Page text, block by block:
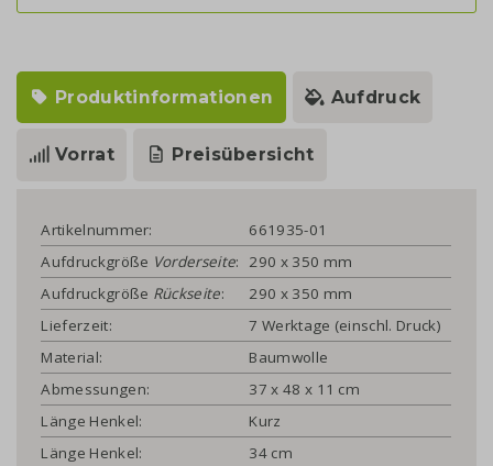
Produktinformationen Aufdruck
Vorrat Preisübersicht
Artikelnummer:
661935-01
Aufdruckgröße Vorderseite:
290 x 350 mm
Aufdruckgröße Rückseite:
290 x 350 mm
Lieferzeit:
7 Werktage (einschl. Druck)
Material:
Baumwolle
Abmessungen:
37 x 48 x 11 cm
Länge Henkel:
Kurz
Länge Henkel:
34 cm